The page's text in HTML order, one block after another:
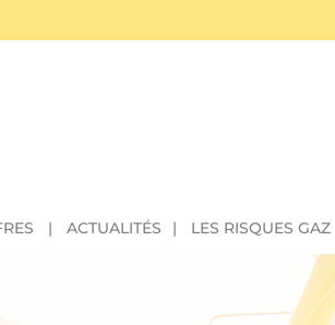
ACTUALITÉS LES RISQUES GAZ